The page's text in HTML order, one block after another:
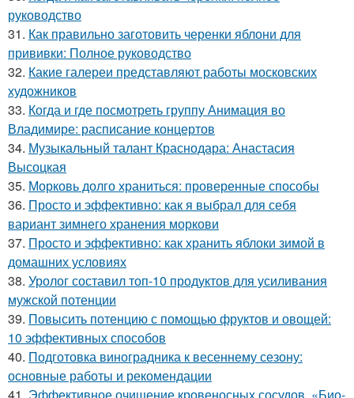
руководство
31. Как правильно заготовить черенки яблони для
прививки: Полное руководство
32. Какие галереи представляют работы московских
художников
33. Когда и где посмотреть группу Анимация во
Владимире: расписание концертов
34. Музыкальный талант Краснодара: Анастасия
Высоцкая
35. Морковь долго храниться: проверенные способы
36. Просто и эффективно: как я выбрал для себя
вариант зимнего хранения моркови
37. Просто и эффективно: как хранить яблоки зимой в
домашних условиях
38. Уролог составил топ-10 продуктов для усиливания
мужской потенции
39. Повысить потенцию с помощью фруктов и овощей:
10 эффективных способов
40. Подготовка виноградника к весеннему сезону:
основные работы и рекомендации